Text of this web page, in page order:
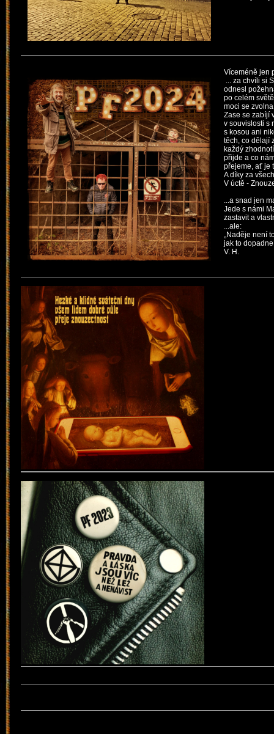
Víceméně jen
... za chvíli si
odnesl
po celém
moci se
Zase se zabíjí
v souvislosti s
s kosou ani
těch, co dělají
každý zhodnotí
přijde a co
přejeme, ať je
A díky za
V úctě -
...a snad jen
Jede s námi
zastavit a
...ale:
„Naděje není
jak to
V. H.